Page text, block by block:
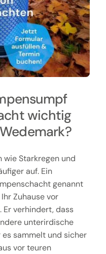
wichtig
wie Starkregen und
auf. Ein
genannt
Zuhause vor
Er verhindert, dass
unterirdische
sammelt und sicher
vor teuren